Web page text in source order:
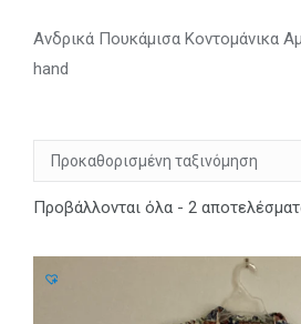
Ανδρικά Πουκάμισα Κοντομάνικα
hand
Προβάλλονται όλα - 2